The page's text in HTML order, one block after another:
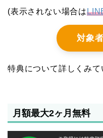
(表示されない場合は
対象
特典について詳しくみて
月額最大2ヶ月無料